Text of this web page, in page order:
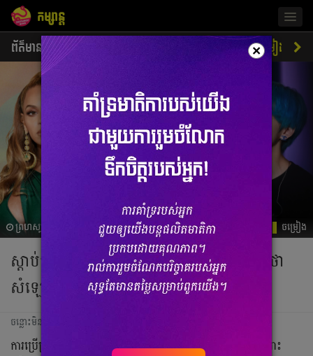
កម្សាន្ត
ព័ត៌មាន ជីវិតតារា ចម្រៀង
ព្រហស្បតិ៍, 15 សីហា 2019 03:54 ចម្រៀង
ស្ដាប់តារាចម្រៀងទាំងនេះ ច្រៀងគោក ទើបដឹងថា
សំឡេង​ពីរោះ​កម្រិតណា (វីដេអូ)
ចន្លោះមិនឃើញ
ការ​ប្រើ​ប្រាស់​នូវ​ Auto-Tune ​ជួយ​ធ្វើ​ឲ្យ​សំឡេង​​​ស្ដាប់​ទៅ​កាន់​តែ​ពីរោះ​
×